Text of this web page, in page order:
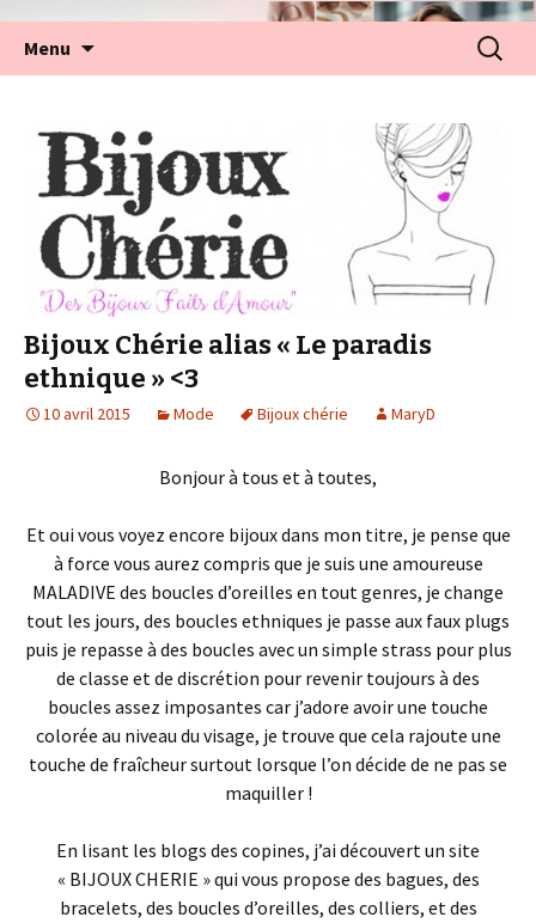
Menu
Bijoux Chérie alias « Le paradis
ethnique » <3
10 avril 2015 Mode Bijoux chérie MaryD
Bonjour à tous et à toutes,
Et oui vous voyez encore bijoux dans mon titre, je pense que
à force vous aurez compris que je suis une amoureuse
MALADIVE des boucles d’oreilles en tout genres, je change
tout les jours, des boucles ethniques je passe aux faux plugs
puis je repasse à des boucles avec un simple strass pour plus
de classe et de discrétion pour revenir toujours à des
boucles assez imposantes car j’adore avoir une touche
colorée au niveau du visage, je trouve que cela rajoute une
touche de fraîcheur surtout lorsque l’on décide de ne pas se
maquiller !
En lisant les blogs des copines, j’ai découvert un site
« BIJOUX CHERIE » qui vous propose des bagues, des
bracelets, des boucles d’oreilles, des colliers, et des